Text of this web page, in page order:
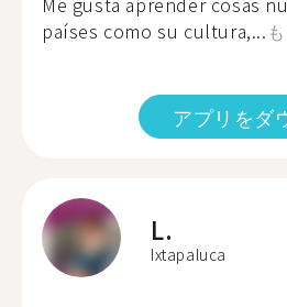
países como su cultura,...
アプリをダ
L.
Ixtapaluca